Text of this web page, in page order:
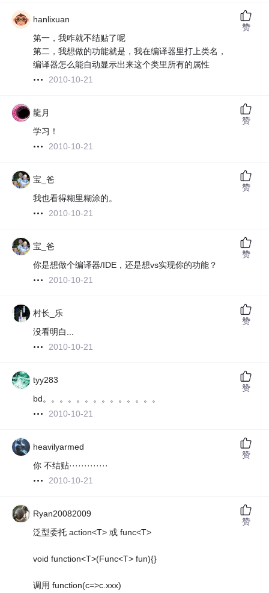
hanlixuan
第一，我咋就不结贴了呢
第二，我想做的功能就是，我在编译器里打上类名，
编译器怎么能自动显示出来这个类里所有的属性
2010-10-21
赞
龍月
学习！
2010-10-21
赞
宝_爸
我也看得糊里糊涂的。
2010-10-21
赞
宝_爸
你是想做个编译器/IDE，还是想vs实现你的功能？
2010-10-21
赞
村长_乐
没看明白...
2010-10-21
赞
tyy283
bd。。。。。。。。。。。。。。
2010-10-21
赞
heavilyarmed
你 不结贴·············
2010-10-21
赞
Ryan20082009
泛型委托 action<T> 或 func<T>
void function<T>(Func<T> fun){}
调用 function(c=>c.xxx)
赞